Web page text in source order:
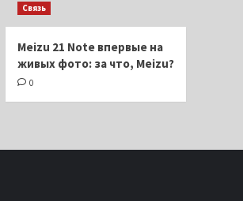
Связь
Meizu 21 Note впервые на
живых фото: за что, Meizu?
0